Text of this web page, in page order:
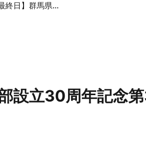
【最終日】群馬県支部設立30周年記念第3回日本少年野球高崎市長杯
設立30周年記念